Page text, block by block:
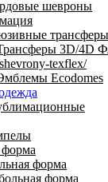
шевроны
трансферы
3D/4D
texflex/
Ecodomes
форма
форма